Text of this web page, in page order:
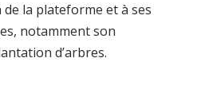
la plateforme et à ses
notamment son
d’arbres.